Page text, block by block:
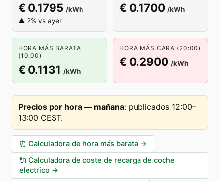
€ 0.1795 /kWh
▲ 2% vs ayer
€ 0.1700 /kWh
HORA MÁS BARATA
(10:00)
€ 0.1131 /kWh
HORA MÁS CARA (20:00)
€ 0.2900 /kWh
Precios por hora — mañana: publicados 12:00–
13:00 CEST.
⏰ Calculadora de hora más barata →
🔌 Calculadora de coste de recarga de coche
eléctrico →